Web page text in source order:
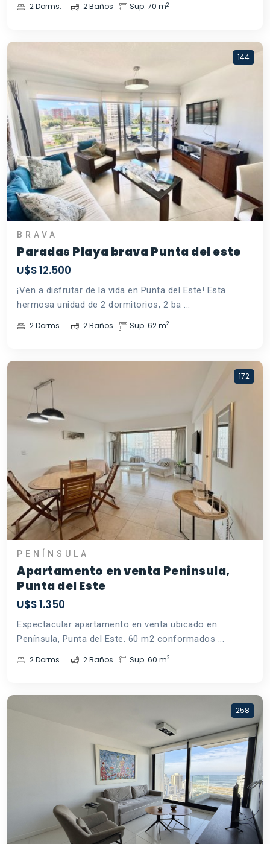
2 Dorms. 2 Baños Sup. 70 m2
144
BRAVA
Paradas Playa brava Punta del este
U$S 12.500
¡Ven a disfrutar de la vida en Punta del Este! Esta
hermosa unidad de 2 dormitorios, 2 ba ...
2 Dorms. 2 Baños Sup. 62 m2
172
PENÍNSULA
Apartamento en venta Peninsula,
Punta del Este
U$S 1.350
Espectacular apartamento en venta ubicado en
Península, Punta del Este. 60 m2 conformados ...
2 Dorms. 2 Baños Sup. 60 m2
258